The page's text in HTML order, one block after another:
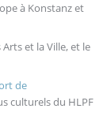
à Konstanz et
et la Ville, et le
de
culturels du HLPF